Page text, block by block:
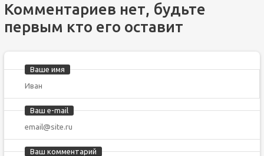
Комментариев нет, будьте
первым кто его оставит
Ваше имя
Ваш e-mail
Ваш комментарий